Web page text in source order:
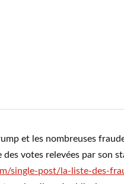
et les nombreuses
votes relevées par son
single-post/la-liste-des-